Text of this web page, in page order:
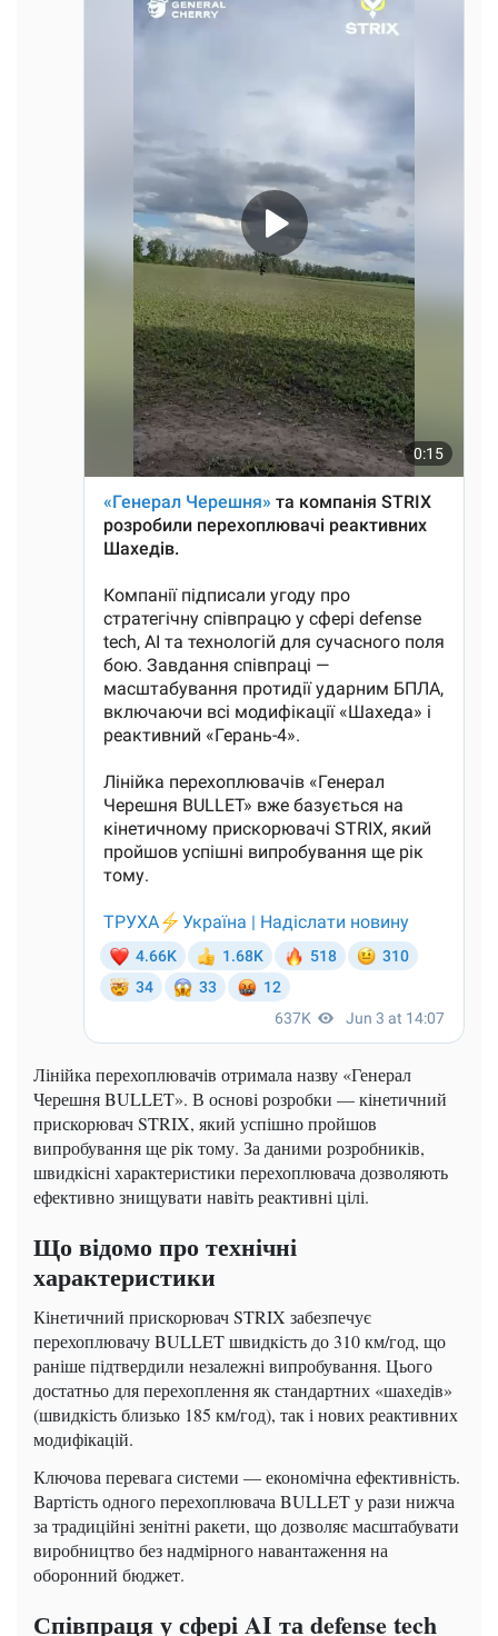
Лінійка перехоплювачів отримала назву «Генерал
Черешня BULLET». В основі розробки — кінетичний
прискорювач STRIX, який успішно пройшов
випробування ще рік тому. За даними розробників,
швидкісні характеристики перехоплювача дозволяють
ефективно знищувати навіть реактивні цілі.
Що відомо про технічні
характеристики
Кінетичний прискорювач STRIX забезпечує
перехоплювачу BULLET швидкість до 310 км/год, що
раніше підтвердили незалежні випробування. Цього
достатньо для перехоплення як стандартних «шахедів»
(швидкість близько 185 км/год), так і нових реактивних
модифікацій.
Ключова перевага системи — економічна ефективність.
Вартість одного перехоплювача BULLET у рази нижча
за традиційні зенітні ракети, що дозволяє масштабувати
виробництво без надмірного навантаження на
оборонний бюджет.
Співпраця у сфері AI та defense tech